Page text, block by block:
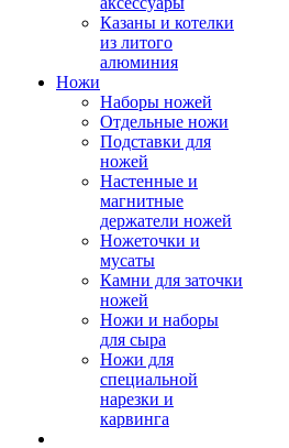
Казаны и котелки
из литого
алюминия
Ножи
Наборы ножей
Отдельные ножи
Подставки для
ножей
Настенные и
магнитные
держатели ножей
Ножеточки и
мусаты
Камни для заточки
ножей
Ножи и наборы
для сыра
Ножи для
специальной
нарезки и
карвинга